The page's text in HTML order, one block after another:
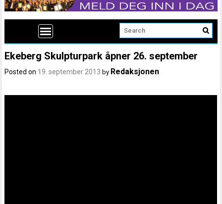
Ekeberg Skulpturpark åpner 26. september
Posted on 19. september 2013 by Redaksjonen